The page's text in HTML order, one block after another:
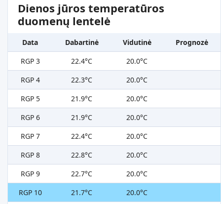
Dienos jūros temperatūros
duomenų lentelė
Data Dabartinė Vidutinė
Prognozė
RGP 3
22.4°C
20.0°C
RGP 4
22.3°C
20.0°C
RGP 5
21.9°C
20.0°C
RGP 6
21.9°C
20.0°C
RGP 7
22.4°C
20.0°C
RGP 8
22.8°C
20.0°C
RGP 9
22.7°C
20.0°C
RGP 10
21.7°C 20.0°C